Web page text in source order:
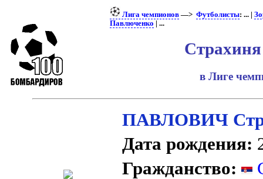
Лига чемпионов —>Футболисты: ... |
Павлюченко | ...
в Лиге
ПАВЛОВИЧ
Дата рождения:
Гражданство: